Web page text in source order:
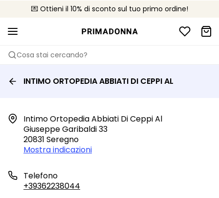
💌 Ottieni il 10% di sconto sul tuo primo ordine!
🚚 Consegna gratuita sopra i €75
📦 Resi gratuiti
Cosa stai cercando?
INTIMO ORTOPEDIA ABBIATI DI CEPPI AL
Intimo Ortopedia Abbiati Di Ceppi Al
Giuseppe Garibaldi 33
20831 Seregno
Mostra indicazioni
Telefono
+39362238044